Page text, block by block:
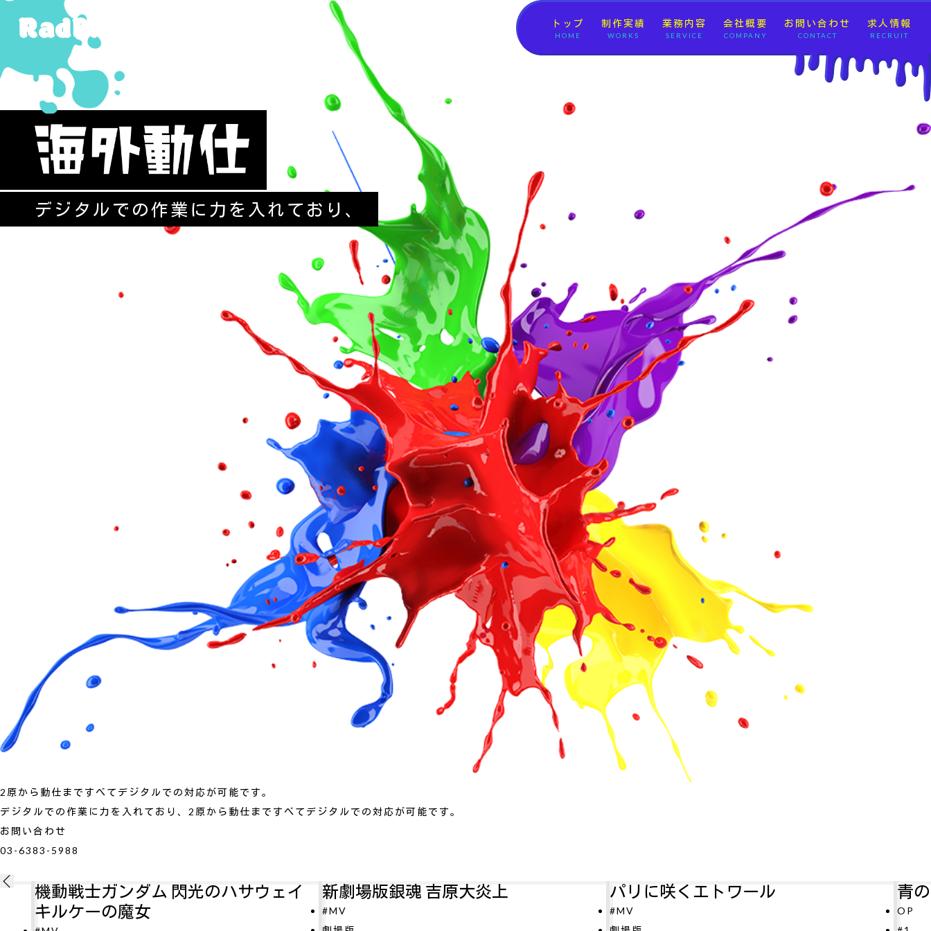
トップ
HOME
制作実績
WORKS
業務内容
SERVICE
会社概要
COMPANY
お問い合わせ
CONTACT
求人情報
RECRUIT
デジタルでの作業に力を入れており、
2原から動仕まですべてデジタルでの対応が可能です。
デジタルでの作業に力を入れており、2原から動仕まですべてデジタルでの対応が可能です。
お問い合わせ
03-6383-5988
イ 新劇場版銀魂 吉原大炎上
#MV
パリに咲くエトワール
#MV
青のミブロ—芹沢暗殺編—
OP